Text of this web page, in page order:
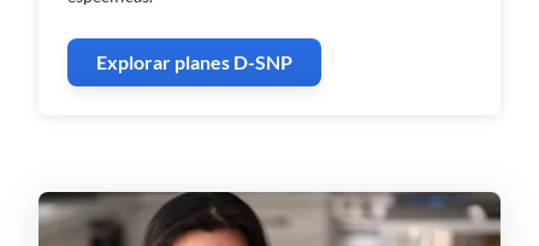
Explorar planes D-SNP